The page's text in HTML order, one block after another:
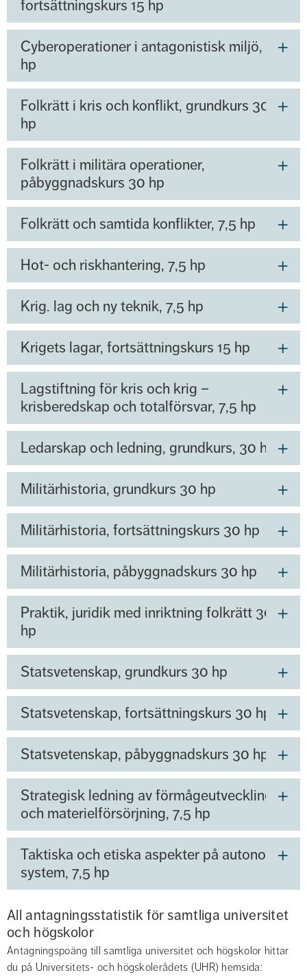
fortsättningskurs 15 hp
Cyberoperationer i antagonistisk miljö, 7,5
hp
Folkrätt i kris och konflikt, grundkurs 30
hp
Folkrätt i militära operationer,
påbyggnadskurs 30 hp
Folkrätt och samtida konflikter, 7,5 hp
Hot- och riskhantering, 7,5 hp
Krig. lag och ny teknik, 7,5 hp
Krigets lagar, fortsättningskurs 15 hp
Lagstiftning för kris och krig –
krisberedskap och totalförsvar, 7,5 hp
Ledarskap och ledning, grundkurs, 30 hp
Militärhistoria, grundkurs 30 hp
Militärhistoria, fortsättningskurs 30 hp
Militärhistoria, påbyggnadskurs 30 hp
Praktik, juridik med inriktning folkrätt 30
hp
Statsvetenskap, grundkurs 30 hp
Statsvetenskap, fortsättningskurs 30 hp
Statsvetenskap, påbyggnadskurs 30 hp
Strategisk ledning av förmågeutveckling
och materielförsörjning, 7,5 hp
Taktiska och etiska aspekter på autonoma
system, 7,5 hp
All antagningsstatistik för samtliga universitet
och högskolor
Antagningspoäng till samtliga universitet och högskolor hittar
du på Universitets- och högskolerådets (UHR) hemsida: